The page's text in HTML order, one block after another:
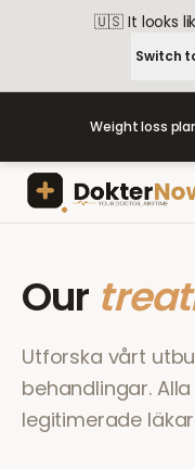
🇺🇸 It looks
Switch
Weight loss
Our
Utforska vårt
behandlingar.
legitimerade